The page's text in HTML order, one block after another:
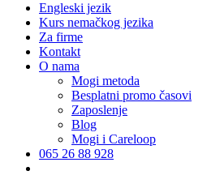
Engleski jezik
Kurs nemačkog jezika
Za firme
Kontakt
O nama
Mogi metoda
Besplatni promo časovi
Zaposlenje
Blog
Mogi i Careloop
065 26 88 928